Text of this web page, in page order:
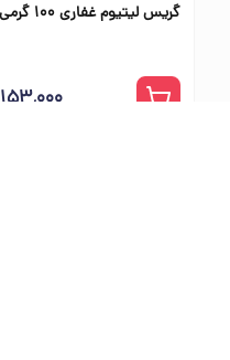
گریس لیتیوم غفاری 100 گرمی
۱۵۳٬۰۰۰